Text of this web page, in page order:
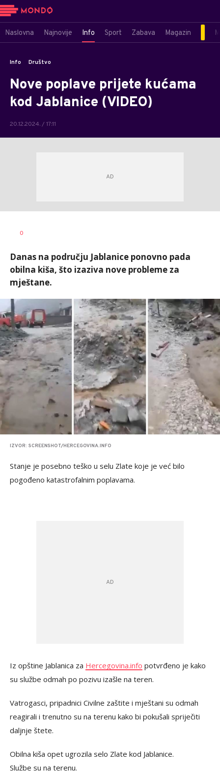
Naslovna Najnovije Info Sport Zabava Magazin
Info Društvo
Nove poplave prijete kućama
kod Jablanice (VIDEO)
20.12.2024. / 17:11
AUTOR
0
Danas na području Jablanice ponovno pada
obilna kiša, što izaziva nove probleme za
mještane.
IZVOR: SCREENSHOT/HERCEGOVINA.INFO
Stanje je posebno teško u selu Zlate koje je već bilo
pogođeno katastrofalnim poplavama.
Iz opštine Jablanica za Hercegovina.info potvrđeno je kako
su službe odmah po pozivu izašle na teren.
Vatrogasci, pripadnici Civilne zaštite i mještani su odmah
reagirali i trenutno su na terenu kako bi pokušali spriječiti
daljnje štete.
Obilna kiša opet ugrozila selo Zlate kod Jablanice.
Službe su na terenu.